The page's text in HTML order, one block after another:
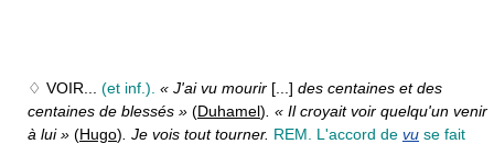
♢ VOIR... (et inf.). « J'ai vu mourir [...] des centaines et des
centaines de blessés » (Duhamel) . « Il croyait voir quelqu'un venir
à lui » (Hugo) . Je vois tout tourner. REM. L'accord de vu se fait